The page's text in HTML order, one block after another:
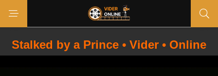
Stalked by a Prince • Vider • Online